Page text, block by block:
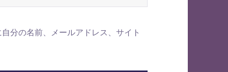
分の名前、メールアドレス、サイト